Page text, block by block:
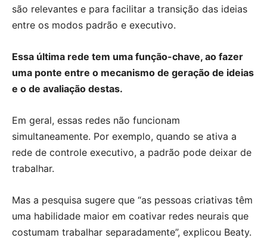
são relevantes e para facilitar a transição das ideias
entre os modos padrão e executivo.
Essa última rede tem uma função-chave, ao fazer
uma ponte entre o mecanismo de geração de ideias
e o de avaliação destas.
Em geral, essas redes não funcionam
simultaneamente. Por exemplo, quando se ativa a
rede de controle executivo, a padrão pode deixar de
trabalhar.
Mas a pesquisa sugere que “as pessoas criativas têm
uma habilidade maior em coativar redes neurais que
costumam trabalhar separadamente”, explicou Beaty.